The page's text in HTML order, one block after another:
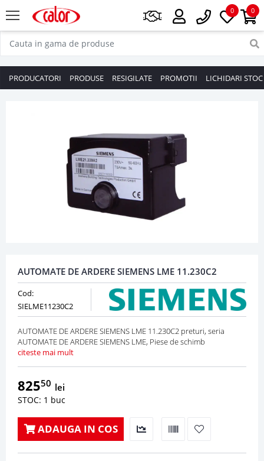
0
0
PRODUCATORI PRODUSE RESIGILATE PROMOTII LICHIDARI STOC
AUTOMATE DE ARDERE SIEMENS LME 11.230C2
Cod:
SIELME11230C2
AUTOMATE DE ARDERE SIEMENS LME 11.230C2 preturi, seria
AUTOMATE DE ARDERE SIEMENS LME, Piese de schimb
citeste mai mult
82550 lei
STOC: 1 buc
ADAUGA IN COS